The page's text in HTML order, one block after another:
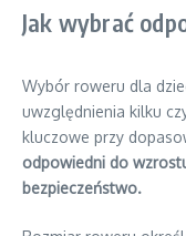
Jak wybrać
Wybór roweru dla
uwzględnienia kilku
kluczowe przy
odpowiedni do
bezpieczeństwo.